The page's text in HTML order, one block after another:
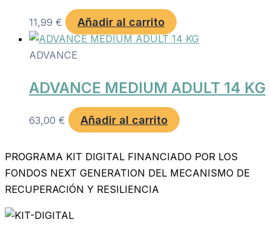
11,99 € Añadir al carrito
ADVANCE
ADVANCE MEDIUM ADULT 14 KG
63,00 € Añadir al carrito
PROGRAMA KIT DIGITAL FINANCIADO POR LOS
FONDOS NEXT GENERATION DEL MECANISMO DE
RECUPERACIÓN Y RESILIENCIA